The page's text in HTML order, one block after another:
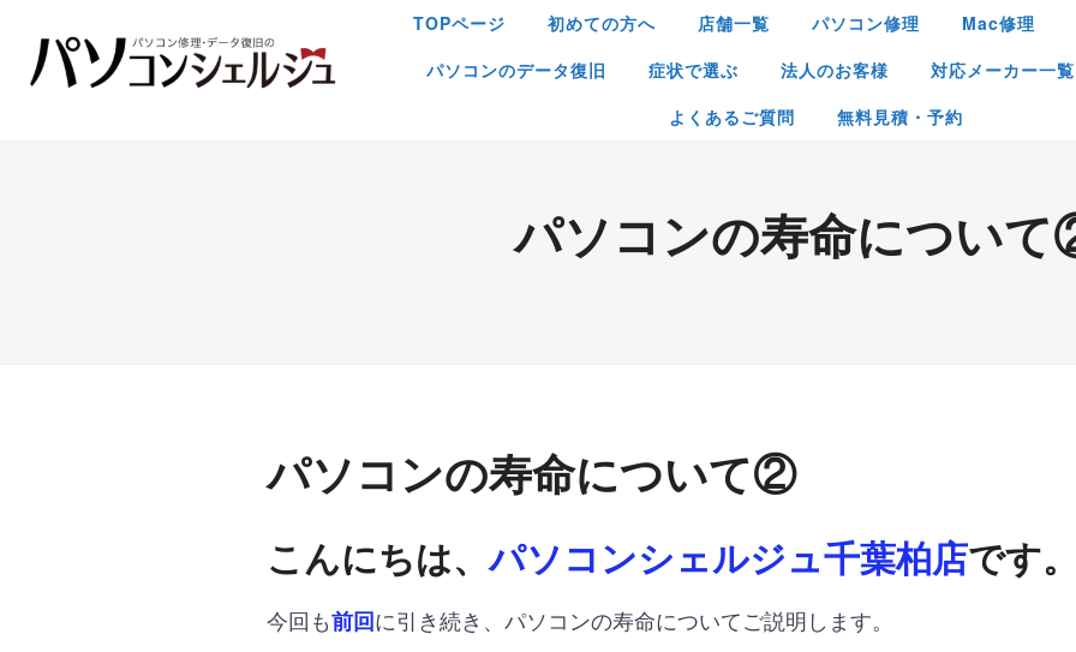
TOPページ 初めての方へ 店舗一覧 パソコン修理
Mac修理
パソコンのデータ復旧
症状で選ぶ 法人のお客様
対応メーカー一覧
よくあるご質問
無料見積・予約
パソコンの寿命につい
パソコンの寿命について②
こんにちは、パソコンシェルジュ千葉柏店です
今回も前回に引き続き、パソコンの寿命についてご説明します。